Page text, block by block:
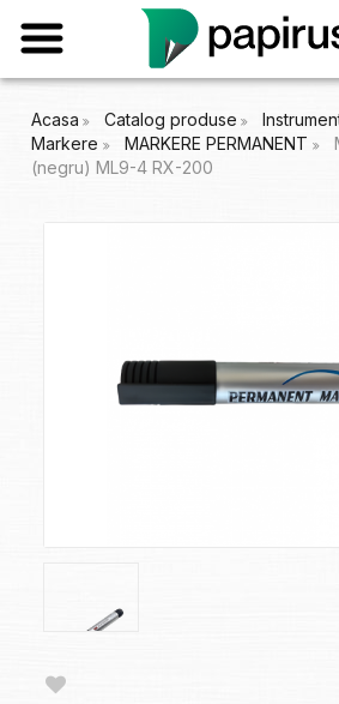
Acasa Catalog produse
Markere
MARKERE PERMANENT
(negru) ML9-4 RX-200